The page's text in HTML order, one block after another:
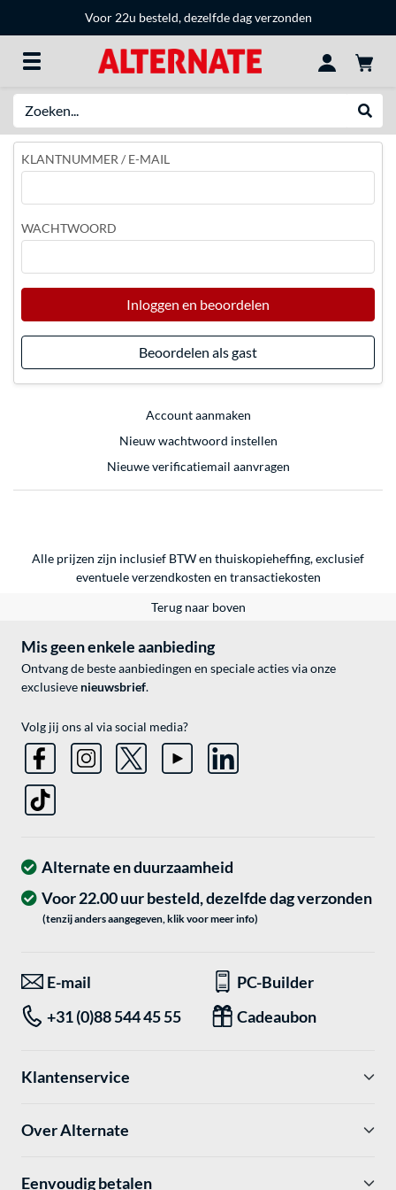
Voor 22u besteld, dezelfde dag verzonden
KLANTNUMMER / E-MAIL
WACHTWOORD
Inloggen en beoordelen
Beoordelen als gast
Account aanmaken
Nieuw wachtwoord instellen
Nieuwe verificatiemail aanvragen
Alle prijzen zijn inclusief BTW en thuiskopieheffing, exclusief
eventueleverzendkosten en transactiekosten
Terug naar boven
Mis geen enkele aanbieding
Ontvang de beste aanbiedingen en speciale acties via onze
exclusieve nieuwsbrief.
Volg jij ons al via social media?
Alternate en duurzaamheid
Voor 22.00 uur besteld, dezelfde dag verzonden
(tenzij anders aangegeven, klik voor meer info)
E-mail
PC-Builder
+31 (0)88 544 45 55
Cadeaubon
Klantenservice
Over Alternate
Eenvoudig betalen